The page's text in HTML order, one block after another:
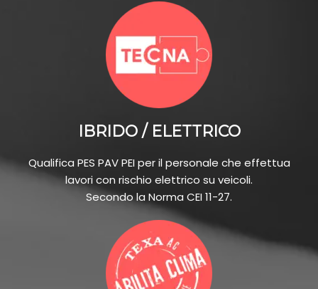
IBRIDO / ELETTRICO
Qualifica PES PAV PEI per il personale che effettua
lavori con rischio elettrico su veicoli.
Secondo la Norma CEI 11-27.